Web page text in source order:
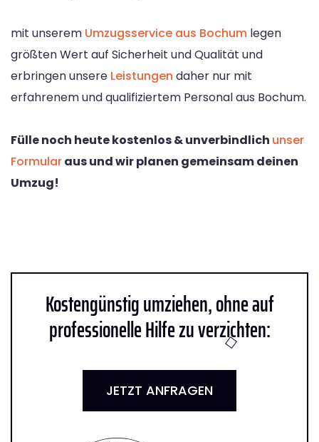
mit unserem Umzugsservice aus Bochum legen
größten Wert auf Sicherheit und Qualität und
erbringen unsere Leistungen daher nur mit
erfahrenem und qualifiziertem Personal aus Bochum.
Fülle noch heute kostenlos & unverbindlich unser
Formularaus und wir planen gemeinsam deinen
Umzug!
Kostengünstig umziehen, ohne auf
professionelle Hilfe zu verzichten:
JETZT ANFRAGEN